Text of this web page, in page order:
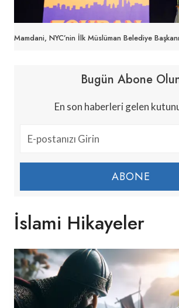
Mamdani, NYC’nin İlk Müslüman Belediye
Bugün Abone
En son haberleri gelen
ABONE
İslami Hikayeler